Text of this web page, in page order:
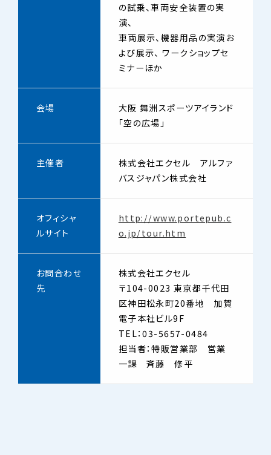
の試乗、車両安全装置の実
演、
車両展示、機器用品の実演お
よび展示、 ワークショップセ
ミナーほか
会場
大阪 舞洲スポーツアイランド
「空の広場」
主催者
株式会社エクセル アルファ
バスジャパン株式会社
オフィシャ
ルサイト
http://www.portepub.c
o.jp/tour.htm
お問合わせ
先
株式会社エクセル
〒104-0023 東京都千代田
区神田松永町20番地 加賀
電子本社ビル9F
TEL：03-5657-0484
担当者：特販営業部 営業
一課 斉藤 修平